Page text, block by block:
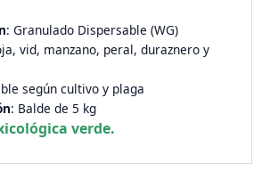
: Granulado Dispersable (WG)
vid, manzano, peral, duraznero y
según cultivo y plaga
: Balde de 5 kg
verde.